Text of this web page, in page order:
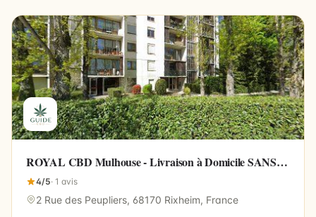
ROYAL CBD Mulhouse - Livraison à Domicile SANS
FRAIS 7/7
4/5· 1 avis
2 Rue des Peupliers, 68170 Rixheim, France